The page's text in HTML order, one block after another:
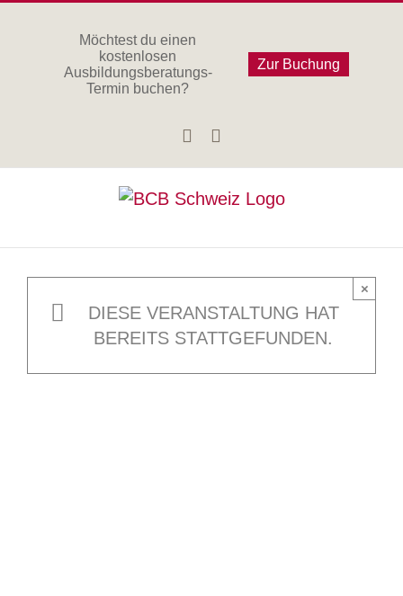
Möchtest du einen
kostenlosen
Ausbildungsberatungs-
Termin buchen?
Zur Buchung
Facebook
DIESE VERANSTALTUNG HAT
BEREITS STATTGEFUNDEN.
×